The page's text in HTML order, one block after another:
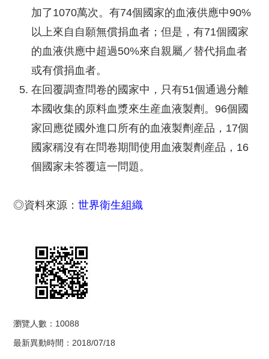
加了1070萬次。有74個國家的血液供應中90%
以上來自自願無償捐血者；但是，有71個國家
的血液供應中超過50%來自親屬／替代捐血者
或有償捐血者。
在回覆調查問卷的國家中，只有51個通過分離
本國收集的原料血漿來生産血液製劑。96個國
家回應從國外進口所有的血液製劑産品，17個
國家稱沒有在問卷期間使用血液製劑産品，16
個國家未答覆這一問題。
◎資料來源：世界衛生組織
瀏覽人數：10088
最新異動時間：2018/07/18